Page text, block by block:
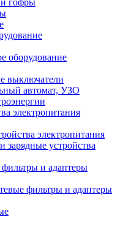
и гофры
оборудование
выключатели
автомат, УЗО
электропитания
электропитания
зарядные устройства
и адаптеры
фильтры и адаптеры